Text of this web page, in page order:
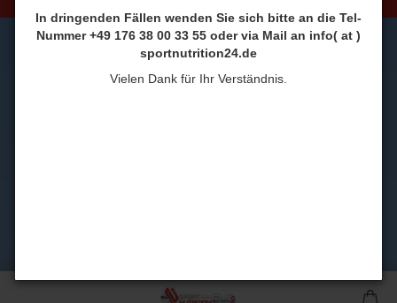
In dringenden Fällen wenden Sie sich bitte an die Tel-
Nummer +49 176 38 00 33 55 oder via Mail an info( at )
sportnutrition24.de
Vielen Dank für Ihr Verständnis.